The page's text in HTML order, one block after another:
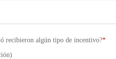
recibieron algún tipo de incentivo?*